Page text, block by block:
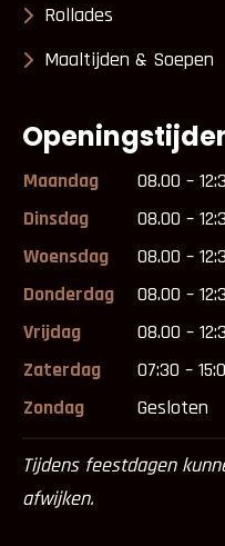
Rollades
Maaltijden & Soepen
Maandag
08.00 –
Dinsdag
08.00 –
Woensdag
08.00 –
Donderdag
08.00 –
Vrijdag
08.00 –
Zaterdag
07:30 –
Zondag
Gesloten
Tijdens feestdagen
afwijken.